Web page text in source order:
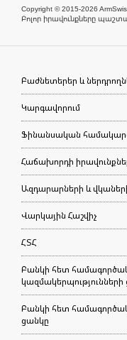
Copyright © 2015-2026
Բոլոր իրավունքները
Բաժնետերեր և
Կարգավորում
Ֆինանսական
Հաճախորդի
Ազդարարների և
Վարկային Հաշվիչ
ՀՏՀ
Բանկի հետ
կազմակերպությունների
Բանկի հետ
ցանկը